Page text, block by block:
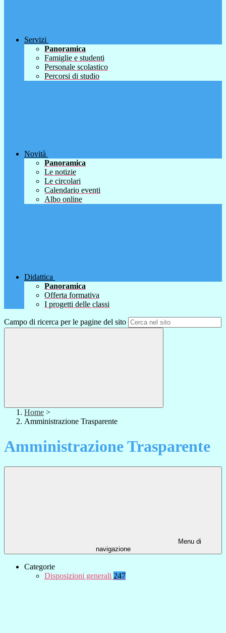
Servizi
Panoramica
Famiglie e studenti
Personale scolastico
Percorsi di studio
Novità
Panoramica
Le notizie
Le circolari
Calendario eventi
Albo online
Didattica
Panoramica
Offerta formativa
I progetti delle classi
Campo di ricerca per le pagine del sito
Home >
Amministrazione Trasparente
Amministrazione Trasparente
Menu di
navigazione
Categorie
Disposizioni generali 247